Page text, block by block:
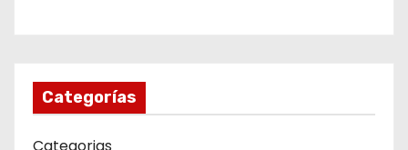
Categorías